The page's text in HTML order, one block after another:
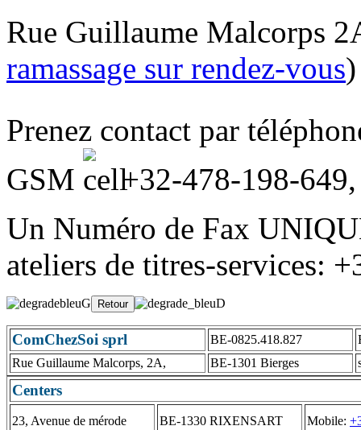
Rue Guillaume Malcorps
ramassage sur rendez-vous)
Prenez contact par
GSM
+32-478-198-649
Un Numéro de Fax
ateliers de titres-services:
ComChezSoi sprl BE-0825.418.827
Rue Guillaume Malcorps, 2A,
BE-1301 Bierges
Centers
23, Avenue de mérode BE-1330 RIXENSART Mobile: